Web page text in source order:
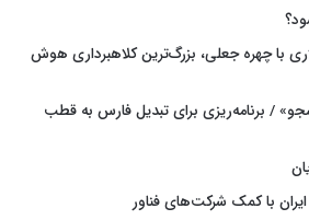
میلیون دلاری با چهره جعلی، بزرگ‌ترین کلاهبرداری هوش
/ برنامه‌ریزی برای تبدیل فارس به قطب
با کمک شرکت‌های فناور